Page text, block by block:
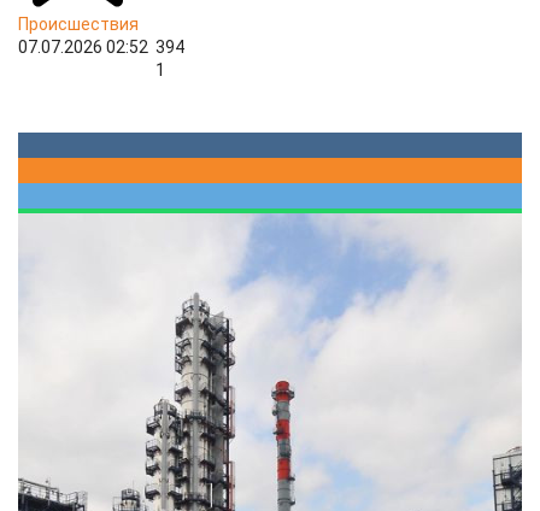
Происшествия
07.07.2026 02:52 394
1